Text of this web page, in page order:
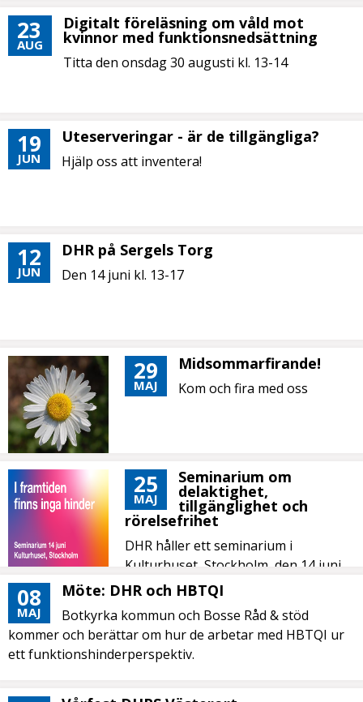
23
AUG
Digitalt föreläsning om våld mot
kvinnor med funktionsnedsättning
Titta den onsdag 30 augusti kl. 13-14
19
JUN
Uteserveringar - är de tillgängliga?
Hjälp oss att inventera!
12
JUN
DHR på Sergels Torg
Den 14 juni kl. 13-17
29
MAJ
Midsommarfirande!
Kom och fira med oss
25
MAJ
Seminarium om
delaktighet,
tillgänglighet och
rörelsefrihet
DHR håller ett seminarium i
Kulturhuset, Stockholm, den 14 juni.
08
MAJ
Möte: DHR och HBTQI
Botkyrka kommun och Bosse Råd & stöd
kommer och berättar om hur de arbetar med HBTQI ur
ett funktionshinderperspektiv.